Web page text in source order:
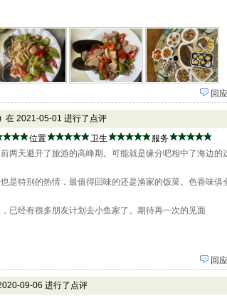
回应
在 2021-05-01 进行了点评
位置 卫生
服务
两天避开了旅游的高峰期。可能就是缘分吧相中了海边的
是特别的热情，最值得回味的还是渔家的饭菜。色香味俱
已经有很多朋友计划去小鱼家了。期待再一次的见面
回应
09-06 进行了点评